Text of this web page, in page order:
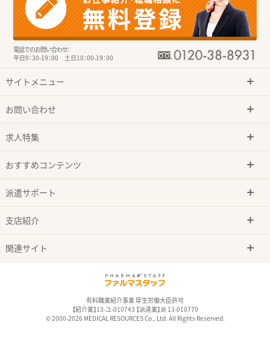
電話でのお問い合わせ：
平日9：30-19：00 土日10：00-19：00
サイトメニュー
お問い合わせ
求人特集
おすすめコンテンツ
派遣サポート
支店紹介
関連サイト
有料職業紹介事業 厚生労働大臣許可
【紹介業】13-ユ-010743 【派遣業】派 13-010770
© 2000-2026 MEDICAL RESOURCES Co., Ltd. All Rights Reserved.